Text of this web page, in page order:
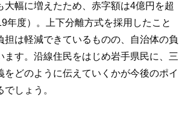
大幅に増えたため、赤字額は4億円を超
年度）。上下分離方式を採用したこと
担は軽減できているものの、自治体の負
ます。沿線住民をはじめ岩手県民に、三
をどのように伝えていくかが今後のポイ
しょう。